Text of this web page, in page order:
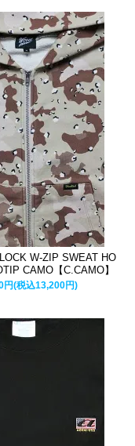
W-ZIP SWEAT HO
CAMO【C.CAMO】
円(税込13,200円)